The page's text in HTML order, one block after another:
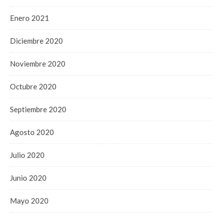
Enero 2021
Diciembre 2020
Noviembre 2020
Octubre 2020
Septiembre 2020
Agosto 2020
Julio 2020
Junio 2020
Mayo 2020